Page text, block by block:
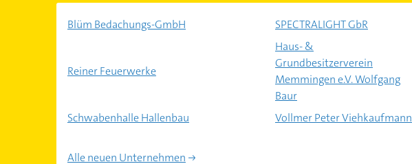
Blüm Bedachungs-GmbH SPECTRALIGHT GbR
Reiner Feuerwerke
Haus- &
Grundbesitzerverein
Memmingen e.V. Wolfgang
Baur
Schwabenhalle Hallenbau Vollmer Peter Viehkaufmann
Alle neuen Unternehmen